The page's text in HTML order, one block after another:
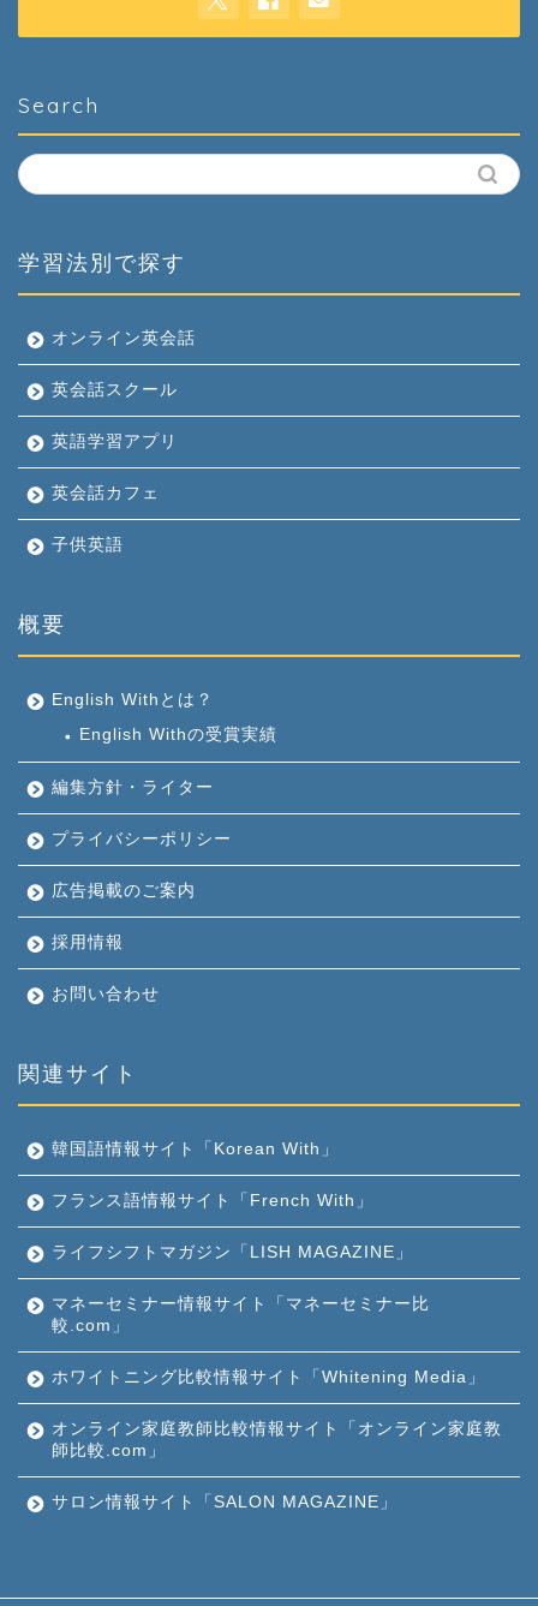
Search
学習法別で探す
オンライン英会話
英会話スクール
英語学習アプリ
英会話カフェ
子供英語
概要
English Withとは？
English Withの受賞実績
編集方針・ライター
プライバシーポリシー
広告掲載のご案内
採用情報
お問い合わせ
関連サイト
韓国語情報サイト「Korean With」
フランス語情報サイト「French With」
ライフシフトマガジン「LISH MAGAZINE」
マネーセミナー情報サイト「マネーセミナー比
較.com」
ホワイトニング比較情報サイト「Whitening Media」
オンライン家庭教師比較情報サイト「オンライン家庭教
師比較.com」
サロン情報サイト「SALON MAGAZINE」